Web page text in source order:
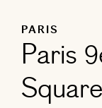
PARIS
Paris